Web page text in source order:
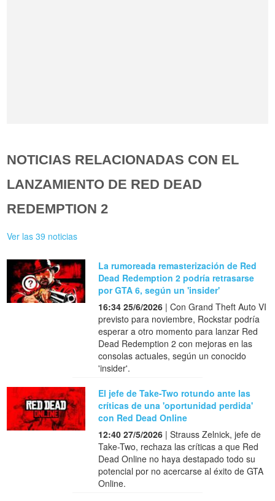
NOTICIAS RELACIONADAS CON EL
LANZAMIENTO DE RED DEAD
REDEMPTION 2
Ver las 39 noticias
La rumoreada remasterización de Red
Dead Redemption 2 podría retrasarse
por GTA 6, según un 'insider'
16:34 25/6/2026 | Con Grand Theft Auto VI
previsto para noviembre, Rockstar podría
esperar a otro momento para lanzar Red
Dead Redemption 2 con mejoras en las
consolas actuales, según un conocido
'insider'.
El jefe de Take-Two rotundo ante las
críticas de una 'oportunidad perdida'
con Red Dead Online
12:40 27/5/2026 | Strauss Zelnick, jefe de
Take-Two, rechaza las críticas a que Red
Dead Online no haya destapado todo su
potencial por no acercarse al éxito de GTA
Online.